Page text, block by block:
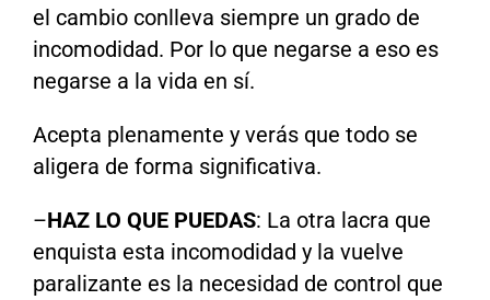
el cambio conlleva siempre un grado de
incomodidad. Por lo que negarse a eso es
negarse a la vida en sí.
Acepta plenamente y verás que todo se
aligera de forma significativa.
–HAZ LO QUE PUEDAS: La otra lacra que
enquista esta incomodidad y la vuelve
paralizante es la necesidad de control que